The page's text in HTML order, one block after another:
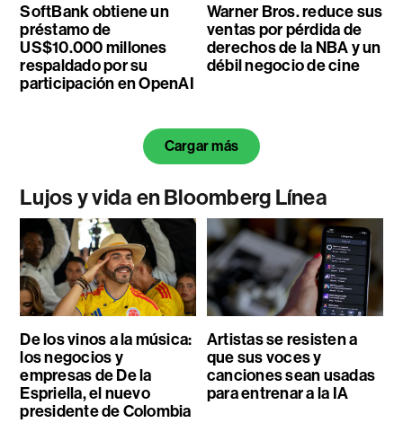
SoftBank obtiene un
préstamo de
US$10.000 millones
respaldado por su
participación en OpenAI
Warner Bros. reduce sus
ventas por pérdida de
derechos de la NBA y un
débil negocio de cine
Cargar más
Lujos y vida en Bloomberg Línea
De los vinos a la música:
los negocios y
empresas de De la
Espriella, el nuevo
presidente de Colombia
Artistas se resisten a
que sus voces y
canciones sean usadas
para entrenar a la IA